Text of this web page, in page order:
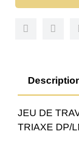
JEU DE
TRIAXE DP/